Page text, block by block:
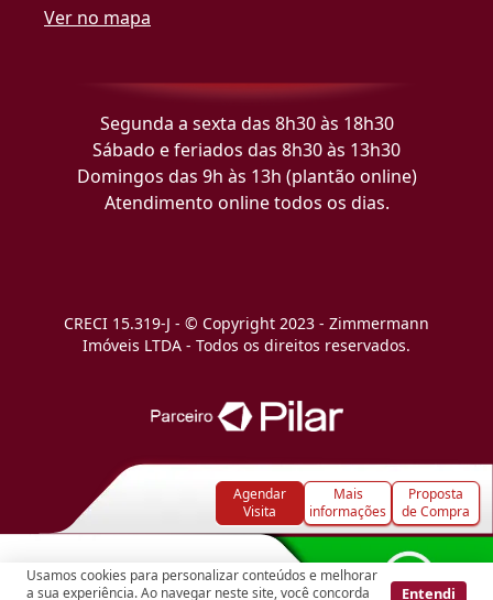
Usamos cookies para personalizar conteúdos e melhorar
a sua experiência. Ao navegar neste site, você concorda
Entendi
Agendar
Visita
Mais
informações
Proposta
de Compra
Ver no mapa
Segunda a sexta das 8h30 às 18h30
Sábado e feriados das 8h30 às 13h30
Domingos das 9h às 13h (plantão online)
Atendimento online todos os dias.
CRECI 15.319-J - © Copyright 2023 - Zimmermann
Imóveis LTDA - Todos os direitos reservados.